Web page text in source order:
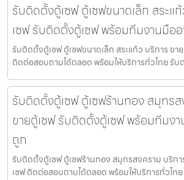
รับติดตั้งตู้เซฟ ตู้เซฟขนาดเล็ก สระแ
เซฟ รับติดตั้งตู้เซฟ พร้อมทีมงานมือ
รับติดตั้งตู้เซฟ ตู้เซฟขนาดเล็ก สระแก้ว บริการ ข
ติดต่อสอบถามได้ตลอด พร้อมให้บริการทั่วไทย รับต
รับติดตั้งตู้เซฟ ตู้เซฟร้านทอง สมุทร
ขายตู้เซฟ รับติดตั้งตู้เซฟ พร้อมทีมง
ถูก
รับติดตั้งตู้เซฟ ตู้เซฟร้านทอง สมุทรสงคราม บริก
เซฟ ติดต่อสอบถามได้ตลอด พร้อมให้บริการทั่วไทย